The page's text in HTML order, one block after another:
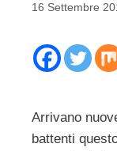
16 Settembre
Arrivano
battenti